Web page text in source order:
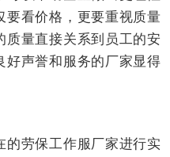
要看价格，更要重视质量
质量直接关系到员工的安
好声誉和服务的厂家显得
的劳保工作服厂家进行实